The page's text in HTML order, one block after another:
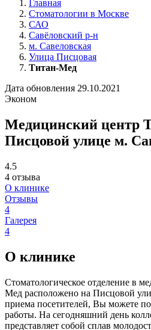
Главная
Стоматологии в Москве
САО
Савёловский р-н
м. Савеловская
Улица Писцовая
Титан-Мед
Дата обновления 29.10.2021
Эконом
Медицинский центр
Писцовой улице м.
4.5
4 отзыва
О клинике
Отзывы
4
Галерея
4
О клинике
Стоматологическое отделение в
Мед расположено на Писцовой
приема посетителей, Вы можете
работы. На сегодняшний день
представляет собой сплав